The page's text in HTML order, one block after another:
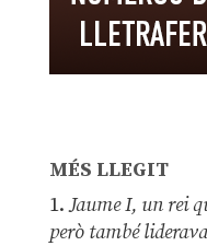
MÉS LLEGIT
1.Jaume I, un rei
però també